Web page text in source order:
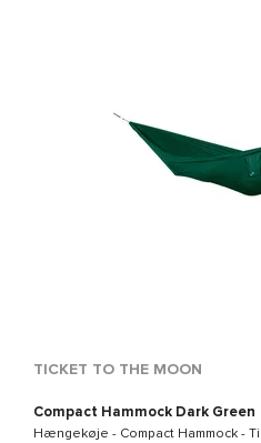
TICKET TO THE MOON
Compact Hammock Dark Green
Hængekøje - Compact Hammock -